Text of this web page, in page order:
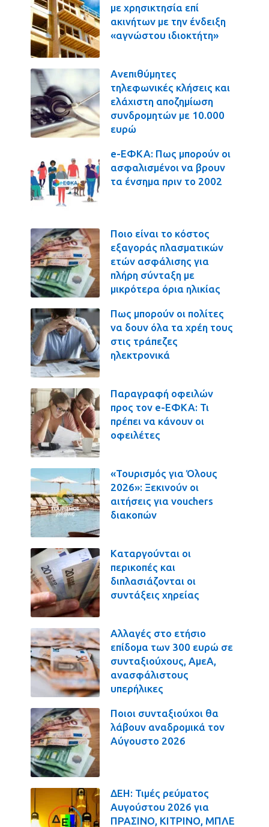
με χρησικτησία επί
ακινήτων με την ένδειξη
«αγνώστου ιδιοκτήτη»
Ανεπιθύμητες
τηλεφωνικές κλήσεις και
ελάχιστη αποζημίωση
συνδρομητών με 10.000
ευρώ
e-ΕΦΚΑ: Πως μπορούν οι
ασφαλισμένοι να βρουν
τα ένσημα πριν το 2002
Ποιο είναι το κόστος
εξαγοράς πλασματικών
ετών ασφάλισης για
πλήρη σύνταξη με
μικρότερα όρια ηλικίας
Πως μπορούν οι πολίτες
να δουν όλα τα χρέη τους
στις τράπεζες
ηλεκτρονικά
Παραγραφή οφειλών
προς τον e-ΕΦΚΑ: Τι
πρέπει να κάνουν οι
οφειλέτες
«Τουρισμός για Όλους
2026»: Ξεκινούν οι
αιτήσεις για vouchers
διακοπών
Καταργούνται οι
περικοπές και
διπλασιάζονται οι
συντάξεις χηρείας
Αλλαγές στο ετήσιο
επίδομα των 300 ευρώ σε
συνταξιούχους, ΑμεΑ,
ανασφάλιστους
υπερήλικες
Ποιοι συνταξιούχοι θα
λάβουν αναδρομικά τον
Αύγουστο 2026
ΔΕΗ: Τιμές ρεύματος
Αυγούστου 2026 για
ΠΡΑΣΙΝΟ, ΚΙΤΡΙΝΟ, ΜΠΛΕ